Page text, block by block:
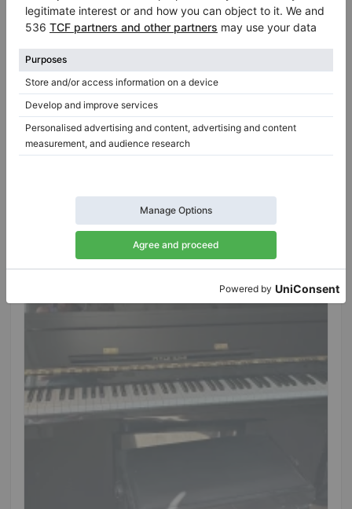
Hot
August Förster 130 – piano droit entièrement
restauré au son puissant
Année: 1919
Pays:Allemagne
Vendeur vérifié